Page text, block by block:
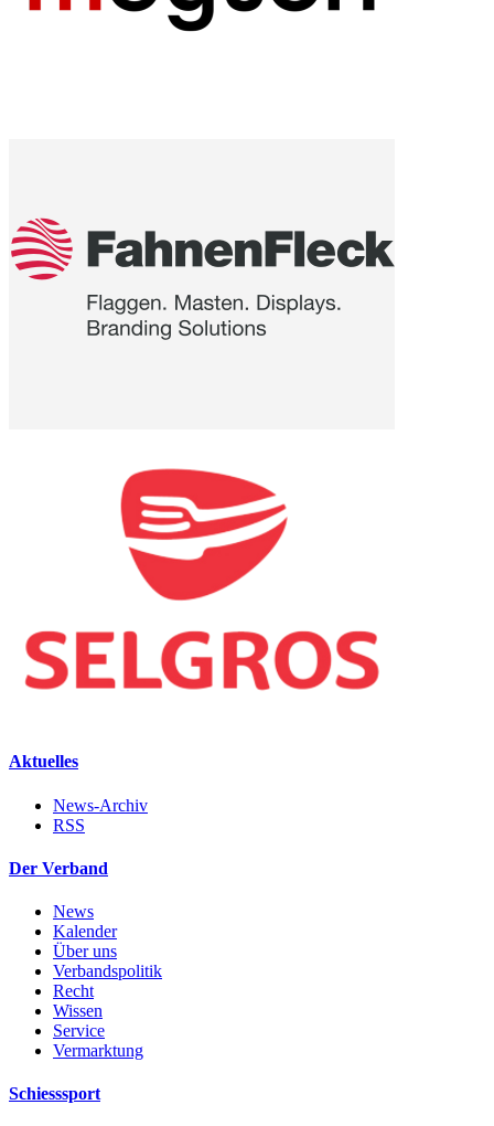
Aktuelles
News-Archiv
RSS
Der Verband
News
Kalender
Über uns
Verbandspolitik
Recht
Wissen
Service
Vermarktung
Schiesssport